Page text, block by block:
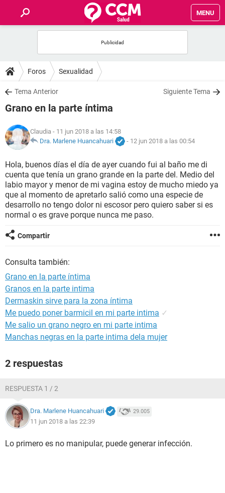
MENU
FOROS
SALUD
NUTRICIÓN
BIENESTAR
SEXUALIDAD
GLOSARIO
Foros Sexualidad
Tema Anterior Siguiente Tema
Grano en la parte íntima
Claudia - 11 jun 2018 a las 14:58
Dra. Marlene Huancahuari
- 12 jun 2018 a las 00:54
Hola, buenos días el día de ayer cuando fui al baño me di
cuenta que tenía un grano grande en la parte del. Medio del
labio mayor y menor de mi vagina estoy de mucho miedo ya
que al momento de apretarlo salió como una especie de
desarrollo no tengo dolor ni escosor pero quiero saber si es
normal o es grave porque nunca me paso.
Compartir
Consulta también:
Grano en la parte íntima
Granos en la parte intima
Dermaskin sirve para la zona íntima
Me puedo poner barmicil en mi parte intima ✓
Me salio un grano negro en mi parte intima
Manchas negras en la parte intima dela mujer
2 respuestas
RESPUESTA 1 / 2
Dra. Marlene Huancahuari 29.005
11 jun 2018 a las 22:39
Lo primero es no manipular, puede generar infección.